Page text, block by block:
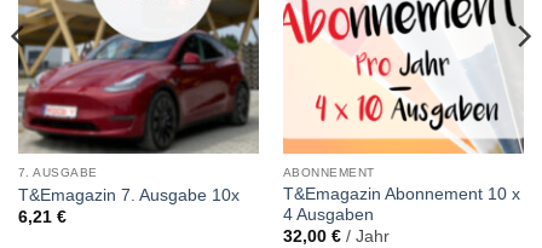
7. AUSGABE
T&Emagazin 7. Ausgabe 10x
6,21 €
ABONNEMENT
T&Emagazin Abon­ne­ment 10 x
4 Ausgaben
32,00 € / Jahr